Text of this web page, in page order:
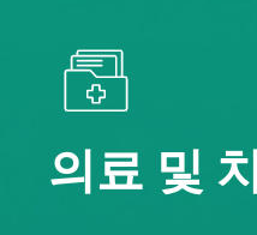
의료 및